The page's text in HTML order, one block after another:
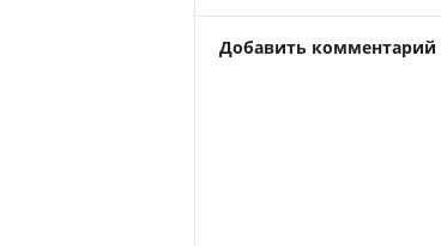
Добавить комментарий